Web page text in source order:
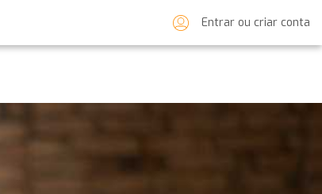
Entrar ou criar conta